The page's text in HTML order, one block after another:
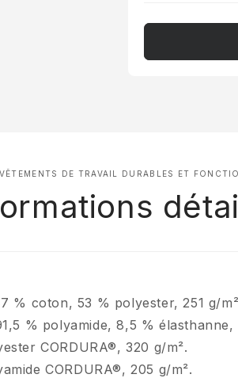
VÊTEMENTS DE TRAVAIL DURABLES ET
% coton, 53 % polyester, 251 g/
% polyamide, 8,5 % élasthanne,
CORDURA®, 320 g/m².
CORDURA®, 205 g/m².
Inscrivez-
première